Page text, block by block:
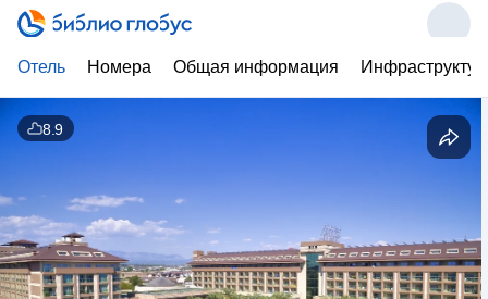
Отель Номера Общая информация
8.9